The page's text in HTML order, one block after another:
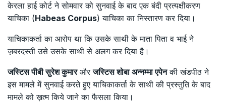
केरला हाई कोर्ट ने सोमवार को सुनवाई के बाद एक बंदी प्रत्यक्षीकरण
याचिका (Habeas Corpus) याचिका का निस्तारण कर दिया।
याचिकाकर्ता का आरोप था कि उसके साथी के माता पिता व भाई ने
ज़बरदस्ती उसे उसके साथी से अलग कर दिया है।
जस्टिस पीबी सुरेश कुमारऔरजस्टिस शोबा अन्नम्मा एपेनकी खंडपीठ ने
इस मामले में सुनवाई करते हुए याचिकाकर्ता के साथी की प्रस्तुति के बाद
मामले को ख़त्म किये जाने का फैसला किया।